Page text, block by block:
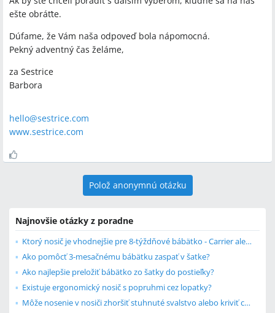
ešte obráťte.
Dúfame, že Vám naša odpoveď bola nápomocná.
Pekný adventný čas želáme,
za Sestrice
Barbora
hello@sestrice.com
www.sestrice.com
Polož anonymnú otázku
Najnovšie otázky z poradne
Ktorý nosič je vhodnejšie pre 8-týždňové bábätko - Carrier alebo Carrier ONE?
Ako pomôcť 3-mesačnému bábätku zaspať v šatke?
Ako najlepšie preložiť bábätko zo šatky do postieľky?
Existuje ergonomický nosič s popruhmi cez lopatky?
Môže nosenie v nosiči zhoršiť stuhnuté svalstvo alebo kriviť chrbticu dieťaťa?